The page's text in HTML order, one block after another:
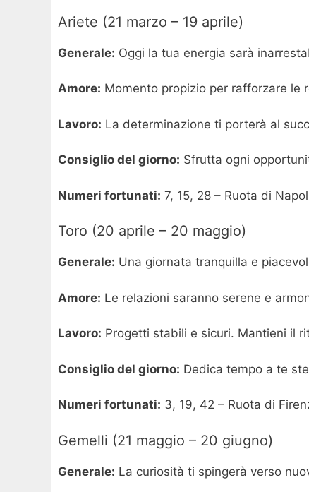
Ariete (21 marzo – 19 aprile)
Generale: Oggi la tua energia sarà
Amore: Momento propizio per rafforzare le
Lavoro: La determinazione ti porterà al
Consiglio del giorno: Sfrutta ogni
Numeri fortunati: 7, 15, 28 – Ruota di
Toro (20 aprile – 20 maggio)
Generale: Una giornata tranquilla e
Amore: Le relazioni saranno serene e
Lavoro: Progetti stabili e sicuri. Mantieni il
Consiglio del giorno: Dedica tempo a te
Numeri fortunati: 3, 19, 42 – Ruota di
Gemelli (21 maggio – 20 giugno)
Generale: La curiosità ti spingerà verso